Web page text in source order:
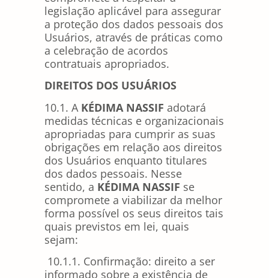
legislação aplicável para assegurar
a proteção dos dados pessoais dos
Usuários, através de práticas como
a celebração de acordos
contratuais apropriados.
DIREITOS DOS USUÁRIOS
10.1. A KÉDIMA NASSIF adotará
medidas técnicas e organizacionais
apropriadas para cumprir as suas
obrigações em relação aos direitos
dos Usuários enquanto titulares
dos dados pessoais. Nesse
sentido, a KÉDIMA NASSIF se
compromete a viabilizar da melhor
forma possível os seus direitos tais
quais previstos em lei, quais
sejam:
10.1.1. Confirmação: direito a ser
informado sobre a existência de